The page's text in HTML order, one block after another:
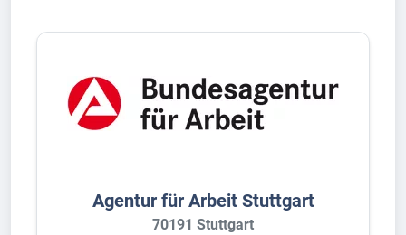
Agentur für Arbeit Stuttgart
70191 Stuttgart